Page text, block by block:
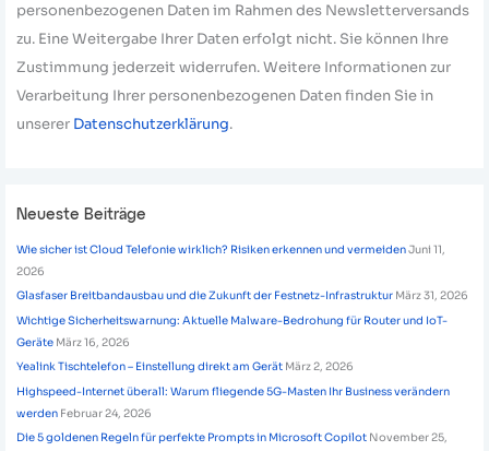
personenbezogenen Daten im Rahmen des Newsletterversands
zu. Eine Weitergabe Ihrer Daten erfolgt nicht. Sie können Ihre
Zustimmung jederzeit widerrufen. Weitere Informationen zur
Verarbeitung Ihrer personenbezogenen Daten finden Sie in
unserer Datenschutzerklärung.
Neueste Beiträge
Wie sicher ist Cloud Telefonie wirklich? Risiken erkennen und vermeidenJuni 11,
2026
Glasfaser Breitbandausbau und die Zukunft der Festnetz-Infrastruktur März 31, 2026
Wichtige Sicherheitswarnung: Aktuelle Malware-Bedrohung für Router und IoT-
Geräte März 16, 2026
Yealink Tischtelefon – Einstellung direkt am Gerät März 2, 2026
Highspeed-Internet überall: Warum fliegende 5G-Masten Ihr Business verändern
werden Februar 24, 2026
Die 5 goldenen Regeln für perfekte Prompts in Microsoft Copilot November 25,